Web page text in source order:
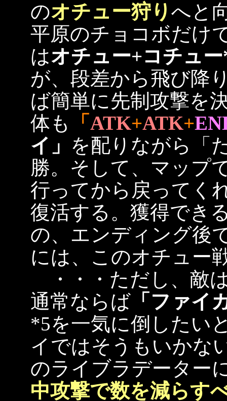
のオチュー狩り へと
平原のチョコボだけ
はオチュー+コチュ
が、段差から飛び降
ば簡単に先制攻撃を
体も
「 ATK+ATK+
イ」 を配りながら「
勝。そして、マップ
行ってから戻ってく
復活する。獲得でき
の、エンディング後
には、このオチュー
・・・ただし、敵
通常ならば 「ファイ
*5を一気に倒したい
イではそうもいかな
のライブラデーター
中攻撃で数を減らす